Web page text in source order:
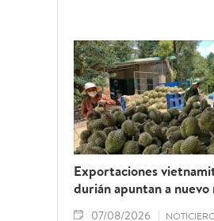
Exportaciones
durián apuntan a
07/08/2026